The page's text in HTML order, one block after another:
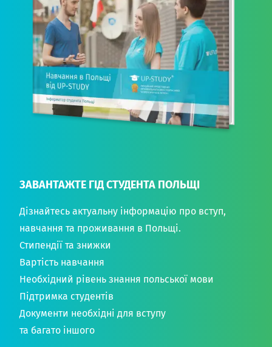
ЗАВАНТАЖТЕ ГІД СТУДЕНТА ПОЛЬЩІ
Дізнайтесь актуальну інформацію про вступ,
навчання та проживання в Польщі.
Стипендії та знижки
Вартість навчання
Необхідний рівень знання польської мови
Підтримка студентів
Документи необхідні для вступу
та багато іншого